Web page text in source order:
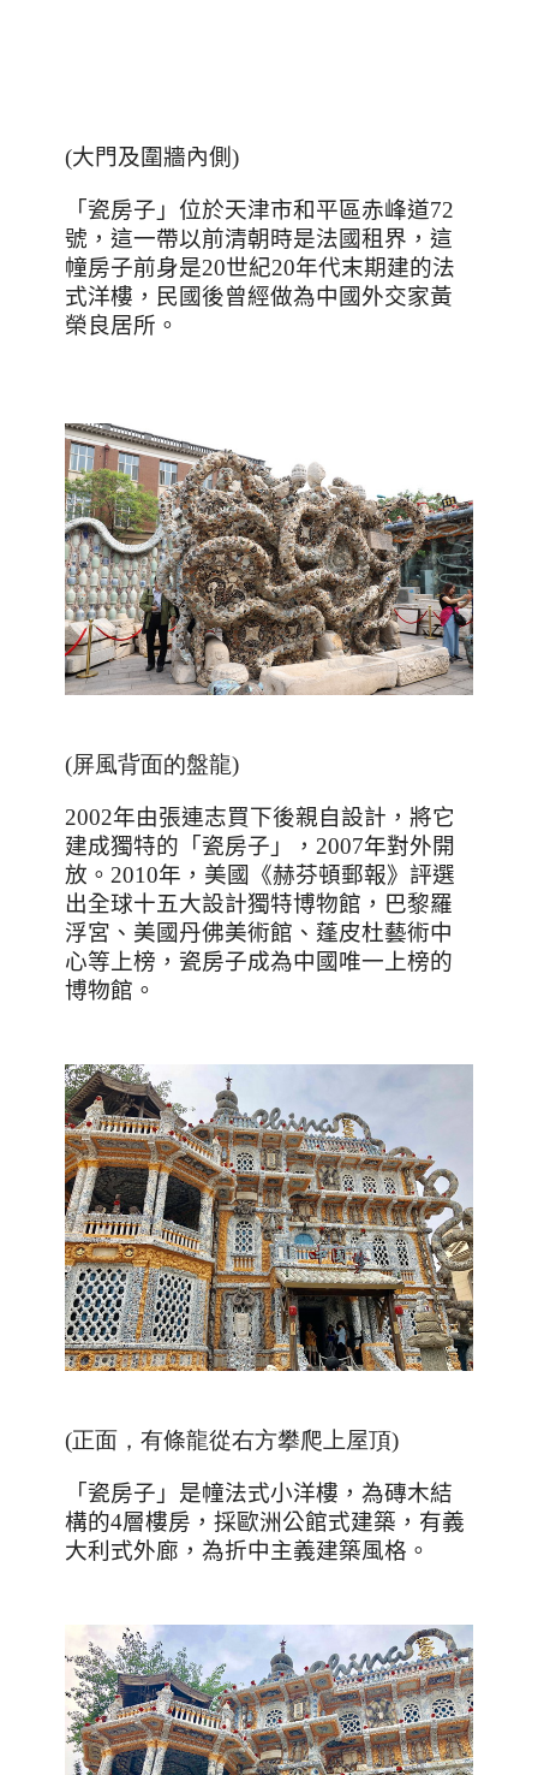
(大門及圍牆內側)
「瓷房子」位於天津市和平區赤峰道72
號，這一帶以前清朝時是法國租界，這
幢房子前身是20世紀20年代末期建的法
式洋樓，民國後曾經做為中國外交家黃
榮良居所。
(屏風背面的盤龍)
2002年由張連志買下後親自設計，將它
建成獨特的「瓷房子」， 2007年對外開
放。 2010年，美國《赫芬頓郵報》評選
出全球十五大設計獨特博物館，巴黎羅
浮宮、美國丹佛美術館、蓬皮杜藝術中
心等上榜，瓷房子成為中國唯一上榜的
博物館。
(正面，有條龍從右方攀爬上屋頂)
「瓷房子」是幢法式小洋樓，為磚木結
構的4層樓房，採歐洲公館式建築，有義
大利式外廊，為折中主義建築風格。